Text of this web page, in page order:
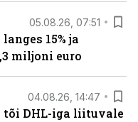
05.08.26, 07:51
15% ja
miljoni euro
04.08.26, 14:47
tõi DHL-iga liituvale